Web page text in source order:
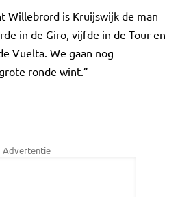
Willebrord is Kruijswijk de man
in de Giro, vijfde in de Tour en
Vuelta. We gaan nog
ronde wint.”
Advertentie